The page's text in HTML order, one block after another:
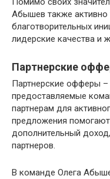
Абышев также активно
благотворительных
лидерские качества и
Партнерские
Партнерские офферы
предоставляемые
партнерам для
предложения помогают
дополнительный
партнеров.
В команде Олега